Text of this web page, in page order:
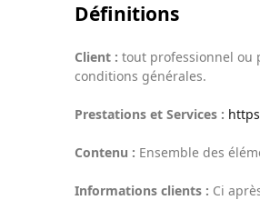
Définitions
Client : tout professionnel ou
conditions générales.
Prestations et Services :
Contenu : Ensemble des
Informations clients : Ci